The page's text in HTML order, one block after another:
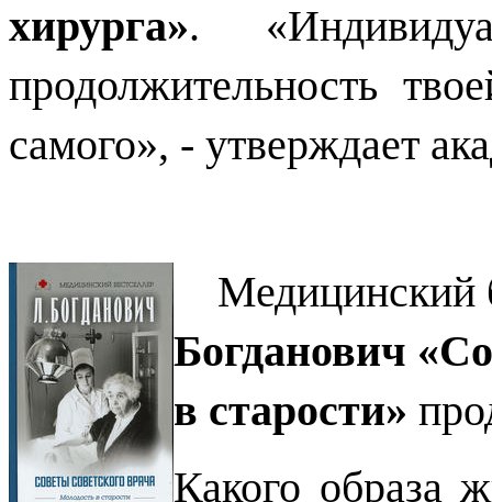
хирурга».
продолжительность
самого», - утверждает
Медицинский
Богданович
в старости»
Какого образа